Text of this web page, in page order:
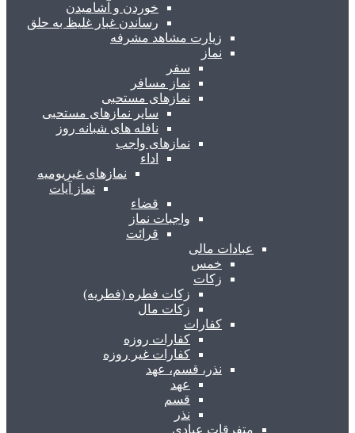
خوردن و آشامیدن
رساندن غبار غلیظ به حلق
زیارت مشاهد مشرفه
نماز
سفر
نماز مسافر
نمازهای مستحبی
سایر نمازهای مستحبی
نافله های شبانه روز
نمازهای واجب
اداء
نمازهای غیریومیه
نماز آیات
قضاء
واجبات نماز
قرائت
عبادات مالی
خمس
زکات
زکات فطره (فطریه)
زکات مال
کفارات
کفارات روزه
کفارات غیر روزه
نذر، قسم، عهد
عهد
قسم
نذر
متفرقات عبادی